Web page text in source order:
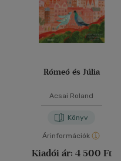
Rómeó és Júlia
Acsai Roland
Könyv
Árinformációk
Kiadói ár: 4 500 Ft